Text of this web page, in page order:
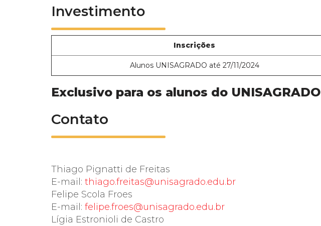
Investimento
Inscrições
Alunos UNISAGRADO até 27/11/2024
Exclusivo para os alunos do UNISAGRADO
Contato
Thiago Pignatti de Freitas
E-mail: thiago.freitas@unisagrado.edu.br
Felipe Scola Froes
E-mail: felipe.froes@unisagrado.edu.br
Lígia Estronioli de Castro